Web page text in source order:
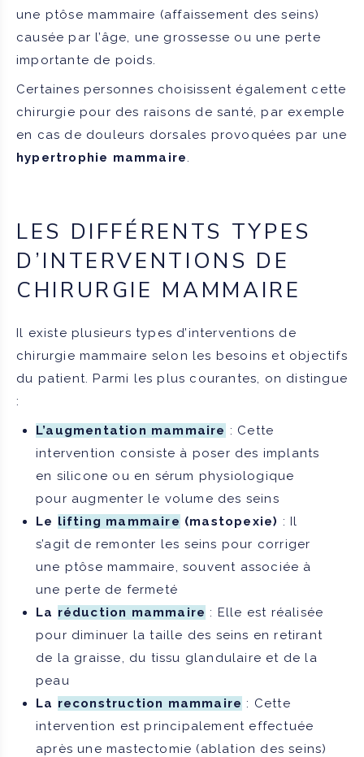
une ptôse mammaire (affaissement des seins)
causée par l’âge, une grossesse ou une perte
importante de poids.
Certaines personnes choisissent également cette
chirurgie pour des raisons de santé, par exemple
en cas de douleurs dorsales provoquées par une
hypertrophie mammaire.
LES DIFFÉRENTS TYPES
D’INTERVENTIONS DE
CHIRURGIE MAMMAIRE
Il existe plusieurs types d’interventions de
chirurgie mammaire selon les besoins et objectifs
du patient. Parmi les plus courantes, on distingue
:
L’augmentation mammaire : Cette
intervention consiste à poser des implants
en silicone ou en sérum physiologique
pour augmenter le volume des seins
Le lifting mammaire (mastopexie) : Il
s’agit de remonter les seins pour corriger
une ptôse mammaire, souvent associée à
une perte de fermeté
La réduction mammaire : Elle est réalisée
pour diminuer la taille des seins en retirant
de la graisse, du tissu glandulaire et de la
peau
La reconstruction mammaire : Cette
intervention est principalement effectuée
après une mastectomie (ablation des seins)